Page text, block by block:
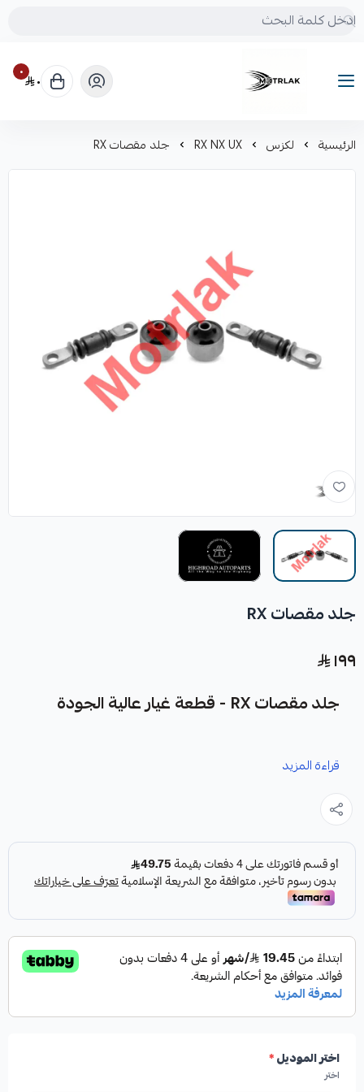
Motrlak
٠ ٠
الرئيسية لكزس RX NX UX جلد مقصات RX
جلد مقصات RX
١٩٩
جلد مقصات RX - قطعة غيار عالية الجودة
مصممة خصيصاً لتلبية احتياجات سيارتك.
المواصفات والمميزات:
✓صناعة أمريكية
✓درجة أولى
قراءة المزيد
اختر الموديل*
اختر